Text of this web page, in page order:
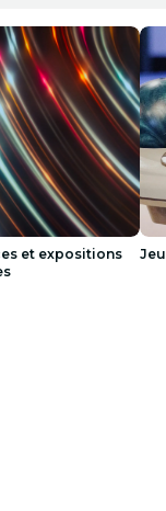
et expositions